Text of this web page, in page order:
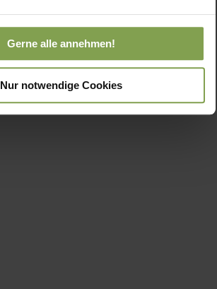
Gerne alle annehmen!
Nur notwendige Cookies